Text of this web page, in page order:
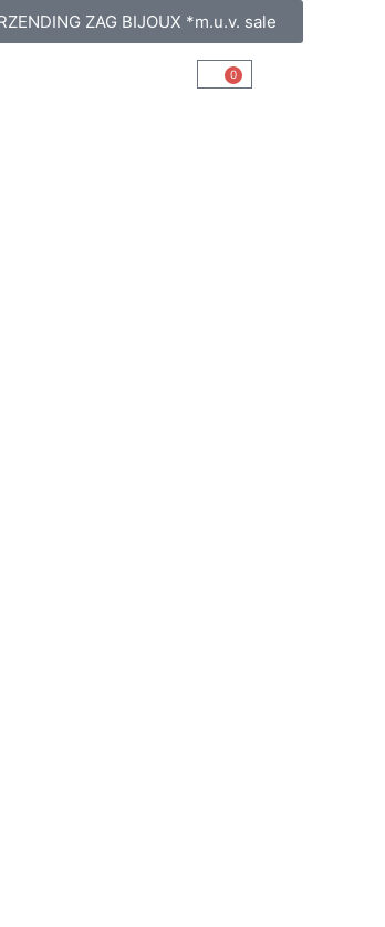
ZAG BIJOUX *m.u.v. sale
0